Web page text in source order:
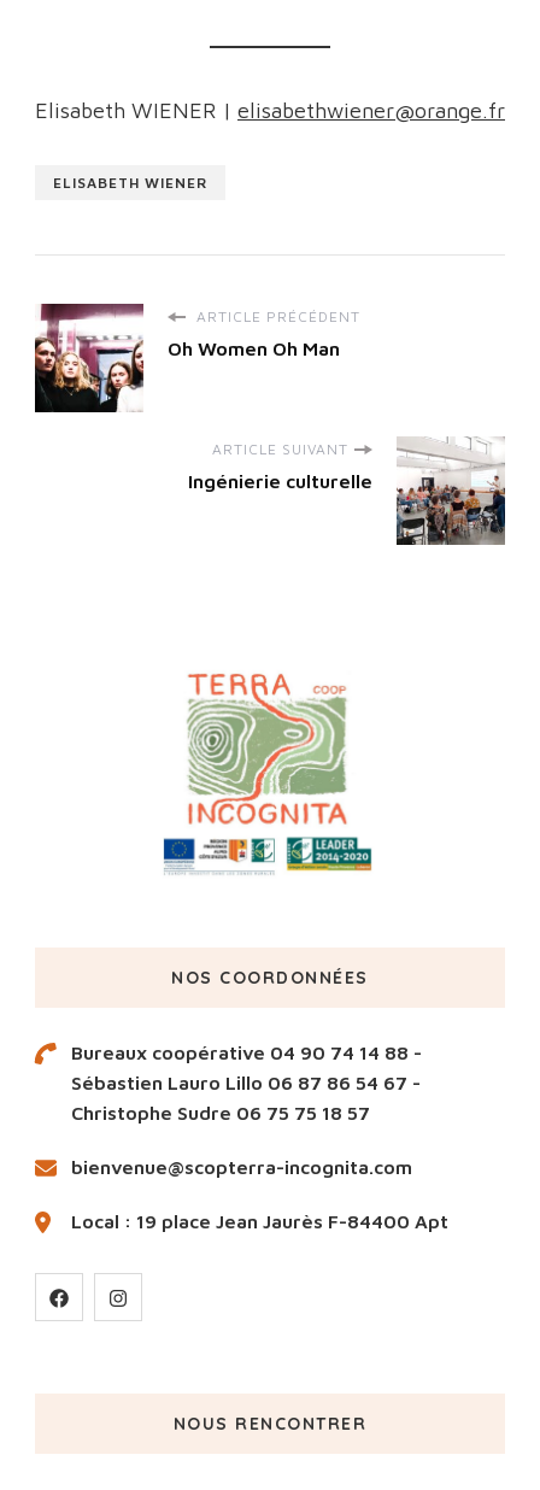
Elisabeth WIENER | elisabethwiener@orange.fr
ELISABETH WIENER
ARTICLE PRÉCÉDENT
Oh Women Oh Man
ARTICLE SUIVANT
Ingénierie culturelle
NOS COORDONNÉES
Bureaux coopérative 04 90 74 14 88 -
Sébastien Lauro Lillo 06 87 86 54 67 -
Christophe Sudre 06 75 75 18 57
bienvenue@scopterra-incognita.com
Local : 19 place Jean Jaurès F-84400 Apt
NOUS RENCONTRER